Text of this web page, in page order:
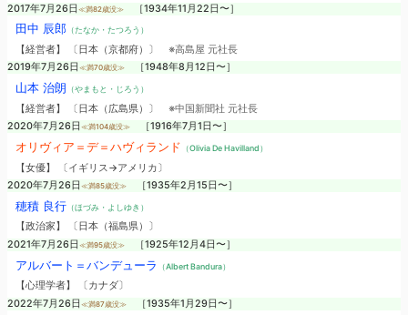
2017年7月26日 ≪満82歳没≫ ［1934年11月22日〜］
田中 辰郎（たなか・たつろう）
【経営者】 〔日本（京都府）〕 ※高島屋 元社長
2019年7月26日 ≪満70歳没≫ ［1948年8月12日〜］
山本 治朗 （やまもと・じろう）
【経営者】 〔日本（広島県）〕 ※中国新聞社 元社長
2020年7月26日 ≪満104歳没≫ ［1916年7月1日〜］
オリヴィア＝デ＝ハヴィランド （Olivia De Havilland）
【女優】 〔イギリス→アメリカ〕
2020年7月26日 ≪満85歳没≫ ［1935年2月15日〜］
穂積 良行（ほづみ・よしゆき）
【政治家】 〔日本（福島県）〕
2021年7月26日 ≪満95歳没≫ ［1925年12月4日〜］
アルバート＝バンデューラ （Albert Bandura）
【心理学者】 〔カナダ〕
2022年7月26日 ≪満87歳没≫ ［1935年1月29日〜］